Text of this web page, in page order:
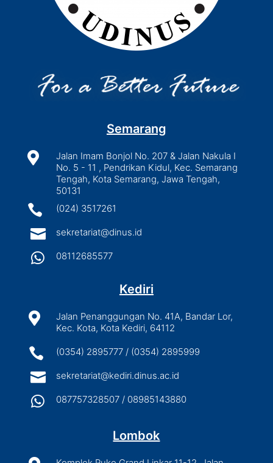
Semarang

Jalan Imam Bonjol No. 207 & Jalan Nakula I
No. 5 - 11 , Pendrikan Kidul, Kec. Semarang
Tengah, Kota Semarang, Jawa Tengah,
50131
 (024) 3517261
 sekretariat@dinus.id
 08112685577
Kediri

Jalan Penanggungan No. 41A, Bandar Lor,
Kec. Kota, Kota Kediri, 64112
 (0354) 2895777 / (0354) 2895999
 sekretariat@kediri.dinus.ac.id
 087757328507 / 08985143880
Lombok